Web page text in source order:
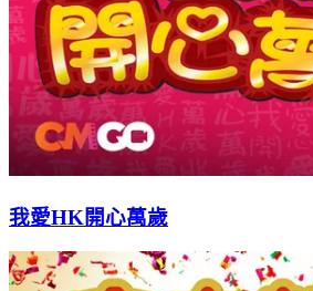
我愛HK開心萬歲